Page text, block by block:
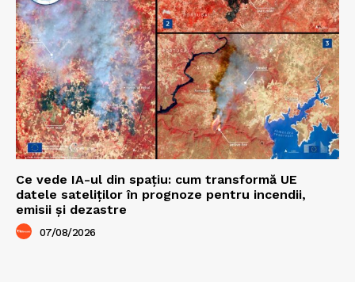
Ce vede IA-ul din spațiu: cum transformă UE
datele sateliților în prognoze pentru incendii,
emisii și dezastre
07/08/2026